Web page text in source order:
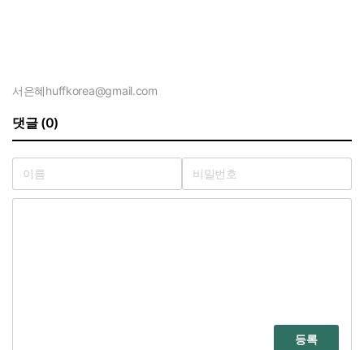
서은혜huffkorea@gmail.com
댓글 (0)
등록